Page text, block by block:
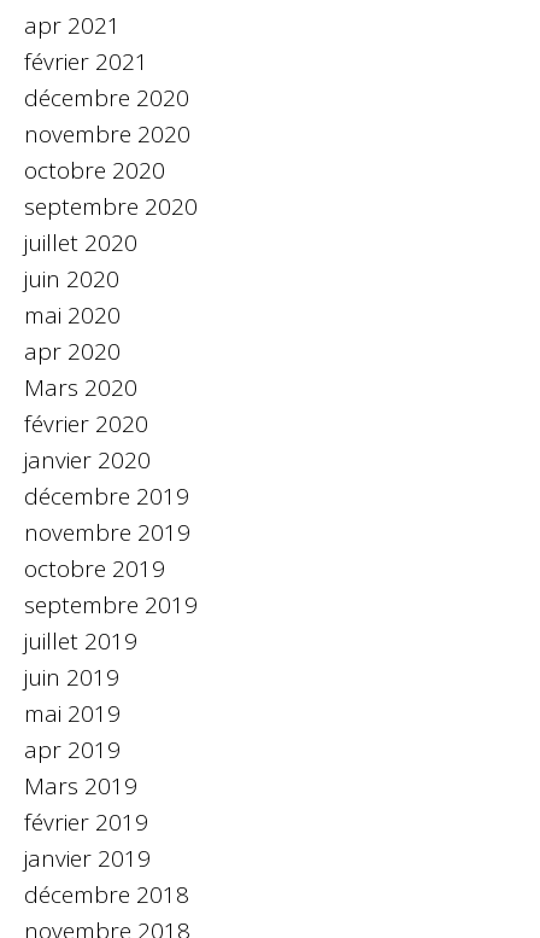
apr 2021
février 2021
décembre 2020
novembre 2020
octobre 2020
septembre 2020
juillet 2020
juin 2020
mai 2020
apr 2020
Mars 2020
février 2020
janvier 2020
décembre 2019
novembre 2019
octobre 2019
septembre 2019
juillet 2019
juin 2019
mai 2019
apr 2019
Mars 2019
février 2019
janvier 2019
décembre 2018
novembre 2018